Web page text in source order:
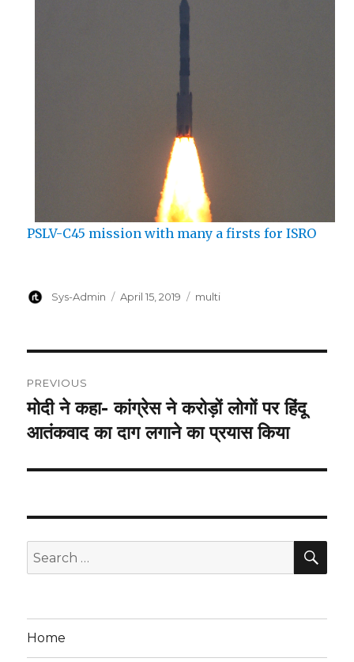
PSLV-C45 mission with many a firsts for ISRO
Author
Sys-Admin
Posted
April 15, 2019 Categories
multi
navigation
PREVIOUS
Previous
post:
मोदी ने कहा- कांग्रेस ने करोड़ों लोगों पर हिंदू
आतंकवाद का दाग लगाने का प्रयास किया
Search
for:
Home